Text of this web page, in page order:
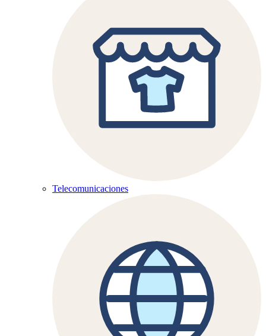
Telecomunicaciones